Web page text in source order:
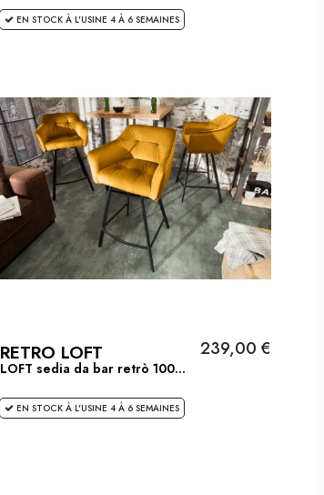
EN STOCK À L'USINE 4 À 6 SEMAINES
RETRO LOFT
LOFT sedia da bar retrò 100...
239,00 €
EN STOCK À L'USINE 4 À 6 SEMAINES